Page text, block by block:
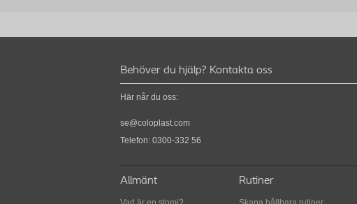
Ett bra sätt att dölja lukt när du byter påse är att
Behöver du hjälp? Kontakta oss
Här når du oss:
se@coloplast.com
Telefon: 0300-332 56
Allmänt Rutiner